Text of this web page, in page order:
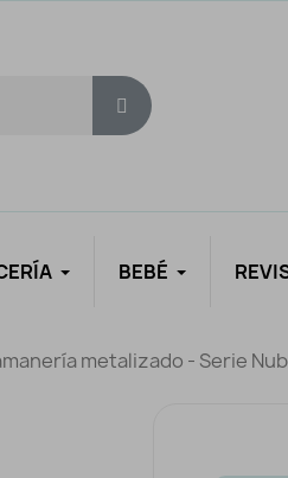
BEBÉ
metalizado - Serie